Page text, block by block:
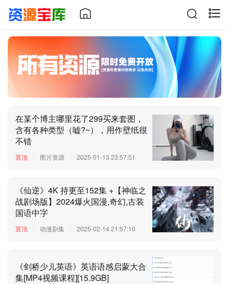
在某个博主哪里花了299买来套图，
含有各种类型（嘘?~），用作壁纸很
不错
置顶 图片资源 2025-01-13 23:57:51
《仙逆》4K 持更至152集 +【神临之
战剧场版】2024爆火国漫,奇幻,古装
国语中字
置顶 动漫剧集 2025-02-14 21:57:10
《剑桥少儿英语》英语语感启蒙大合
集[MP4视频课程][15.9GB]